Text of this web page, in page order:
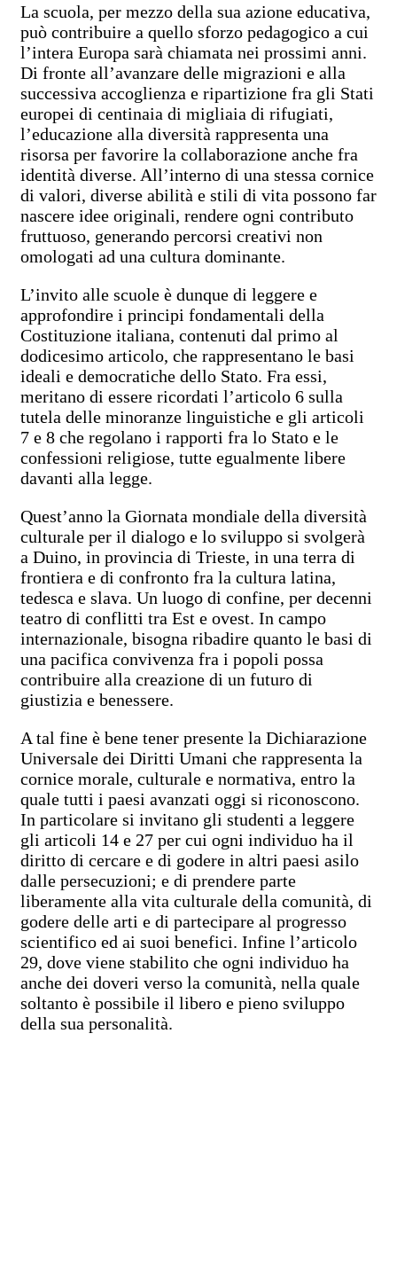
La scuola, per mezzo della sua azione educativa,
può contribuire a quello sforzo pedagogico a cui
l’intera Europa sarà chiamata nei prossimi anni.
Di fronte all’avanzare delle migrazioni e alla
successiva accoglienza e ripartizione fra gli Stati
europei di centinaia di migliaia di rifugiati,
l’educazione alla diversità rappresenta una
risorsa per favorire la collaborazione anche fra
identità diverse. All’interno di una stessa cornice
di valori, diverse abilità e stili di vita possono far
nascere idee originali, rendere ogni contributo
fruttuoso, generando percorsi creativi non
omologati ad una cultura dominante.
L’invito alle scuole è dunque di leggere e
approfondire i principi fondamentali della
Costituzione italiana, contenuti dal primo al
dodicesimo articolo, che rappresentano le basi
ideali e democratiche dello Stato. Fra essi,
meritano di essere ricordati l’articolo 6 sulla
tutela delle minoranze linguistiche e gli articoli
7 e 8 che regolano i rapporti fra lo Stato e le
confessioni religiose, tutte egualmente libere
davanti alla legge.
Quest’anno la Giornata mondiale della diversità
culturale per il dialogo e lo sviluppo si svolgerà
a Duino, in provincia di Trieste, in una terra di
frontiera e di confronto fra la cultura latina,
tedesca e slava. Un luogo di confine, per decenni
teatro di conflitti tra Est e ovest. In campo
internazionale, bisogna ribadire quanto le basi di
una pacifica convivenza fra i popoli possa
contribuire alla creazione di un futuro di
giustizia e benessere.
A tal fine è bene tener presente la Dichiarazione
Universale dei Diritti Umani che rappresenta la
cornice morale, culturale e normativa, entro la
quale tutti i paesi avanzati oggi si riconoscono.
In particolare si invitano gli studenti a leggere
gli articoli 14 e 27 per cui ogni individuo ha il
diritto di cercare e di godere in altri paesi asilo
dalle persecuzioni; e di prendere parte
liberamente alla vita culturale della comunità, di
godere delle arti e di partecipare al progresso
scientifico ed ai suoi benefici. Infine l’articolo
29, dove viene stabilito che ogni individuo ha
anche dei doveri verso la comunità, nella quale
soltanto è possibile il libero e pieno sviluppo
della sua personalità.